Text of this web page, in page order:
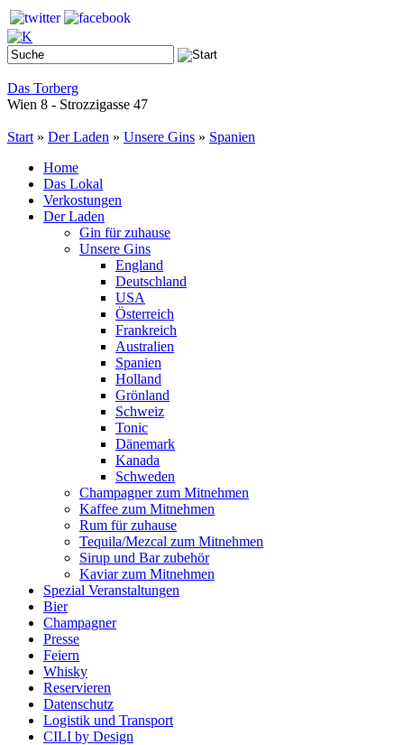
Das Torberg
Wien 8 - Strozzigasse 47
Start » Der Laden » Unsere Gins » Spanien
Home
Das Lokal
Verkostungen
Der Laden
Gin für zuhause
Unsere Gins
England
Deutschland
USA
Österreich
Frankreich
Australien
Spanien
Holland
Grönland
Schweiz
Tonic
Dänemark
Kanada
Schweden
Champagner zum Mitnehmen
Kaffee zum Mitnehmen
Rum für zuhause
Tequila/Mezcal zum Mitnehmen
Sirup und Bar zubehör
Kaviar zum Mitnehmen
Spezial Veranstaltungen
Bier
Champagner
Presse
Feiern
Whisky
Reservieren
Datenschutz
Logistik und Transport
CILI by Design